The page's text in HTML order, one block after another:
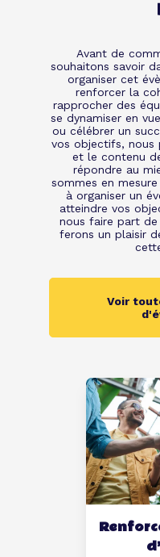
Avant de
souhaitons savoir
organiser cet
renforcer la
rapprocher des
se dynamiser en
ou célébrer un
vos objectifs,
et le contenu
répondre au
sommes en
à organiser un
atteindre vos
nous faire part
ferons un plaisir
Voir